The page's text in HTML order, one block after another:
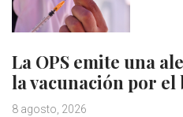
La OPS emite una
la vacunación por
8 agosto, 2026